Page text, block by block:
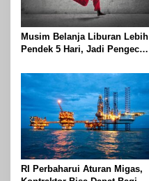
Musim Belanja Liburan Lebih
Pendek 5 Hari, Jadi Pengecer
Tahun 2024
RI Perbaharui Aturan Migas,